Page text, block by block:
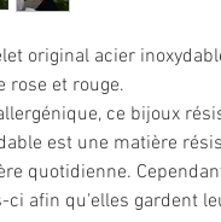
original acier
rose et rouge.
ce bijoux
est une matière
quotidienne.
ci afin qu'elles gardent